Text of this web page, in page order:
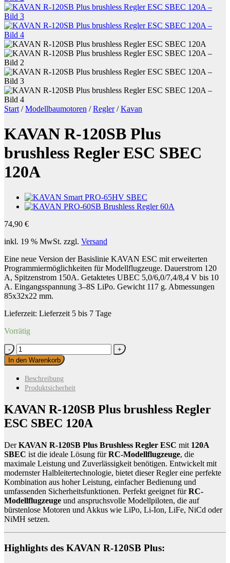
Start / Modellbaumotoren / Regler / Kavan
KAVAN R-120SB Plus
brushless Regler ESC SBEC
120A
74,90 €
inkl. 19 % MwSt. zzgl. Versand
Eine neue Version der Basislinie KAVAN ESC mit erweiterten
Programmiermöglichkeiten für Modellflugzeuge. Dauerstrom 120
A, Spitzenstrom 150A. Getaktetes UBEC 5,0/6,0/7,4/8,4 V bis 10
A. Eingangsspannung 3–8S LiPo. Gewicht 117 g. Abmessungen
85x32x22 mm.
Lieferzeit: Lieferzeit 5 bis 7 Tage
Vorrätig
KAVAN
R-
120SB
Plus
brushless
Regler
ESC
SBEC
120A
In den Warenkorb
Beschreibung
Produktsicherheit
KAVAN R-120SB Plus brushless Regler
ESC SBEC 120A
DerKAVAN R-120SB Plus Brushless Regler ESC mit 120A
SBEC ist die ideale Lösung fürRC-Modellflugzeuge, die
maximale Leistung und Zuverlässigkeit benötigen. Entwickelt mit
modernster Halbleitertechnologie, bietet dieser Regler eine perfekte
Kombination aus hoher Leistung, einfacher Bedienung und
umfassenden Sicherheitsfunktionen. Perfekt geeignet fürRC-
Modellflugzeuge und anspruchsvolle Modellpiloten, die auf
bürstenlose Motoren und Akkus wie LiPo, Li-Ion, LiFe, NiCd oder
NiMH setzen.
Highlights des KAVAN R-120SB Plus: